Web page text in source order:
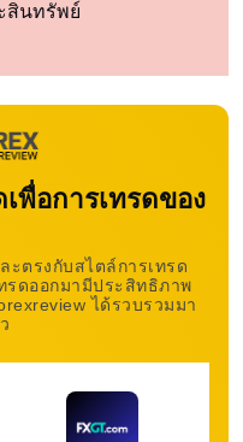
สินทรัพย์
พื่อการเทรดของ
ะตรงกับสไตล์การเทรด
รดออกมามีประสิทธิภาพ
ได้รวบรวมมา